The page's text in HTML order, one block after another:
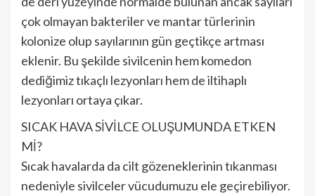
çok olmayan bakteriler ve mantar türlerinin
kolonize olup sayılarının gün geçtikçe artması
eklenir. Bu şekilde sivilcenin hem komedon
dediğimiz tıkaçlı lezyonları hem de iltihaplı
lezyonları ortaya çıkar.
SICAK HAVA SİVİLCE OLUŞUMUNDA ETKEN
Mİ?
Sıcak havalarda da cilt gözeneklerinin tıkanması
nedeniyle sivilceler vücudumuzu ele geçirebiliyor.